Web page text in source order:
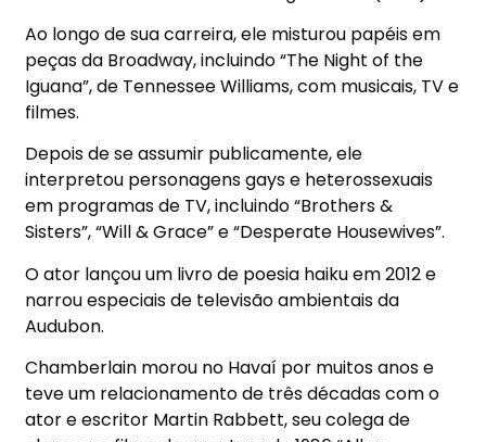
Ao longo de sua carreira, ele misturou papéis em
peças da Broadway, incluindo “The Night of the
Iguana”, de Tennessee Williams, com musicais, TV e
filmes.
Depois de se assumir publicamente, ele
interpretou personagens gays e heterossexuais
em programas de TV, incluindo “Brothers &
Sisters”, “Will & Grace” e “Desperate Housewives”.
O ator lançou um livro de poesia haiku em 2012 e
narrou especiais de televisão ambientais da
Audubon.
Chamberlain morou no Havaí por muitos anos e
teve um relacionamento de três décadas com o
ator e escritor Martin Rabbett, seu colega de